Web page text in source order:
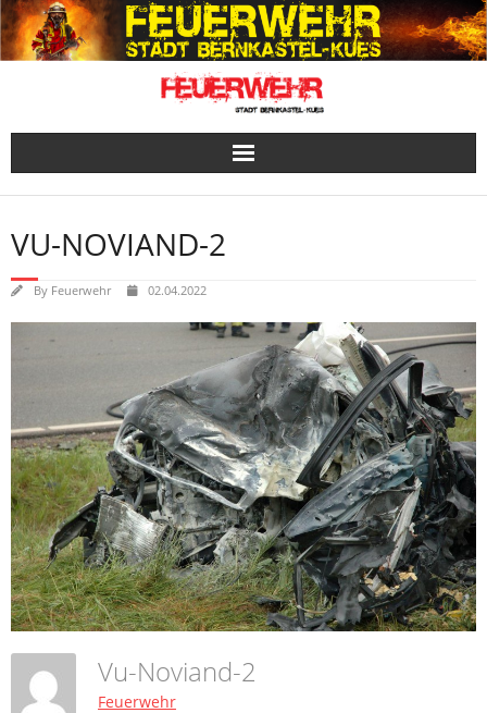
Skip
to
content
VU-NOVIAND-2
By Feuerwehr 02.04.2022
Vu-Noviand-2
Feuerwehr